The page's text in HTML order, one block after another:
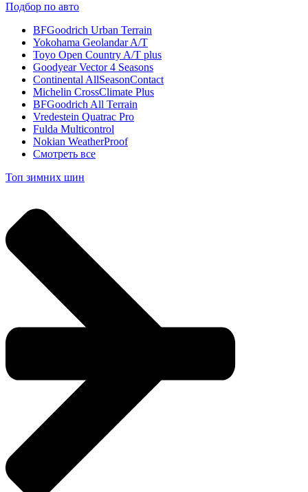
Подбор по авто
BFGoodrich Urban Terrain
Yokohama Geolandar A/T
Toyo Open Country A/T plus
Goodyear Vector 4 Seasons
Continental AllSeasonContact
Michelin CrossClimate Plus
BFGoodrich All Terrain
Vredestein Quatrac Pro
Fulda Multicontrol
Nokian WeatherProof
Смотреть все
Топ зимних шин